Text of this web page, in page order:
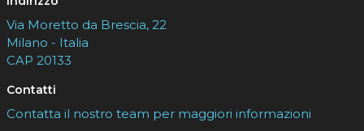
Via Moretto da Brescia, 22
Milano - Italia
CAP 20133
Contatti
Contatta il nostro team per maggiori informazioni